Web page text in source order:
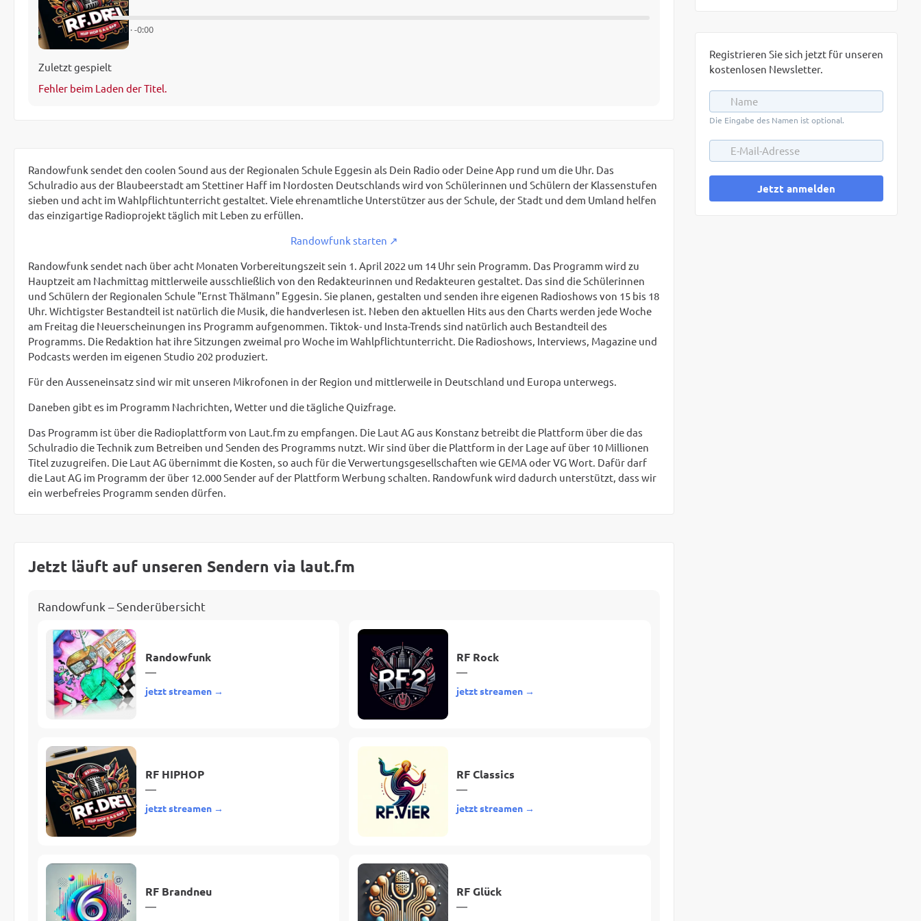
–
0:00 ·-0:00
Zuletzt gespielt
Fehler beim Laden der Titel.
Randowfunk sendet den coolen Sound aus der Regionalen Schule Eggesin als Dein Radio oder Deine App rund um die Uhr. Das
Schulradio aus der Blaubeerstadt am Stettiner Haff im Nordosten Deutschlands wird von Schülerinnen und Schülern der Klassenstufen
sieben und acht im Wahlpflichtunterricht gestaltet. Viele ehrenamtliche Unterstützer aus der Schule, der Stadt und dem Umland helfen
das einzigartige Radioprojekt täglich mit Leben zu erfüllen.
Randowfunk starten
Randowfunk sendet nach über acht Monaten Vorbereitungszeit sein 1. April 2022 um 14 Uhr sein Programm. Das Programm wird zu
Hauptzeit am Nachmittag mittlerweile ausschließlich von den Redakteurinnen und Redakteuren gestaltet. Das sind die Schülerinnen
und Schülern der Regionalen Schule "Ernst Thälmann" Eggesin. Sie planen, gestalten und senden ihre eigenen Radioshows von 15 bis 18
Uhr. Wichtigster Bestandteil ist natürlich die Musik, die handverlesen ist. Neben den aktuellen Hits aus den Charts werden jede Woche
am Freitag die Neuerscheinungen ins Programm aufgenommen. Tiktok- und Insta-Trends sind natürlich auch Bestandteil des
Programms. Die Redaktion hat ihre Sitzungen zweimal pro Woche im Wahlpflichtunterricht. Die Radioshows, Interviews, Magazine und
Podcasts werden im eigenen Studio 202 produziert.
Für den Ausseneinsatz sind wir mit unseren Mikrofonen in der Region und mittlerweile in Deutschland und Europa unterwegs.
Daneben gibt es im Programm Nachrichten, Wetter und die tägliche Quizfrage.
Das Programm ist über die Radioplattform von Laut.fm zu empfangen. Die Laut AG aus Konstanz betreibt die Plattform über die das
Schulradio die Technik zum Betreiben und Senden des Programms nutzt. Wir sind über die Plattform in der Lage auf über 10 Millionen
Titel zuzugreifen. Die Laut AG übernimmt die Kosten, so auch für die Verwertungsgesellschaften wie GEMA oder VG Wort. Dafür darf
die Laut AG im Programm der über 12.000 Sender auf der Plattform Werbung schalten. Randowfunk wird dadurch unterstützt, dass wir
ein werbefreies Programm senden dürfen.
Jetzt läuft auf unseren Sendern via laut.fm
Randowfunk – Senderübersicht
Randowfunk
—
jetzt streamen →
RF Rock
—
jetzt streamen →
RF HIPHOP
—
jetzt streamen →
RF Classics
—
jetzt streamen →
RF Brandneu
—
RF Glück
—
Registrieren Sie sich jetzt für unseren
kostenlosen Newsletter.
Die Eingabe des Namen ist optional.
Jetzt anmelden